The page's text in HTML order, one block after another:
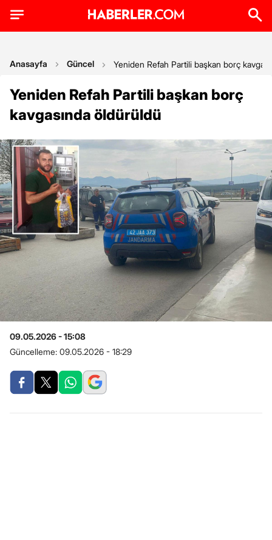
Anasayfa Güncel Yeniden Refah Partili başkan borç
Yeniden Refah Partili başkan borç
kavgasında öldürüldü
09.05.2026 - 15:08
Güncelleme: 09.05.2026 - 18:29